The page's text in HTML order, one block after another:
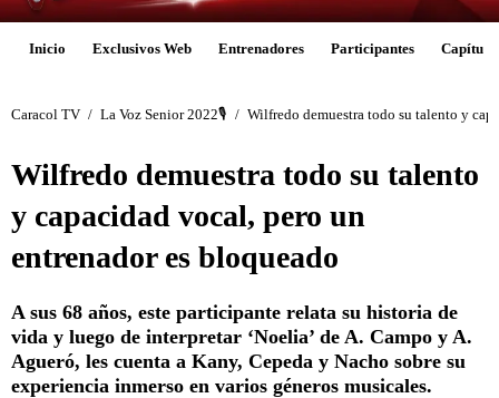
Inicio Exclusivos Web Entrenadores Participantes
Caracol TV / La Voz Senior 2022🎙️ / Wilfredo demuestra todo su talento y
Wilfredo demuestra todo su talento
y capacidad vocal, pero un
entrenador es bloqueado
A sus 68 años, este participante relata su historia de
vida y luego de interpretar ‘Noelia’ de A. Campo y A.
Agueró, les cuenta a Kany, Cepeda y Nacho sobre su
experiencia inmerso en varios géneros musicales.